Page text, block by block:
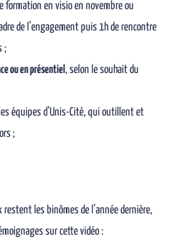
formation en visio en novembre ou
de l’engagement puis 1h de rencontre
;
ou en présentiel , selon le souhait du
équipes d’Unis-Cité, qui outillent et
;
les binômes de l’année dernière,
sur cette vidéo :